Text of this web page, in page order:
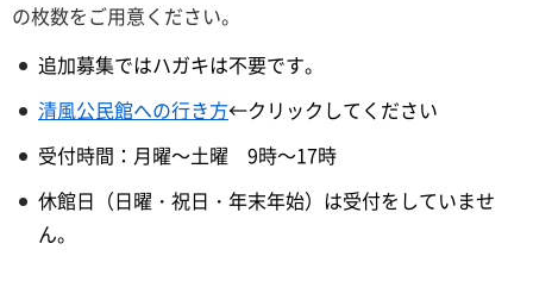
の枚数をご用意ください。
追加募集ではハガキは不要です。
清風公民館への行き方←クリックしてください
受付時間：月曜～土曜 9時～17時
休館日（日曜・祝日・年末年始）は受付をしていませ
ん。